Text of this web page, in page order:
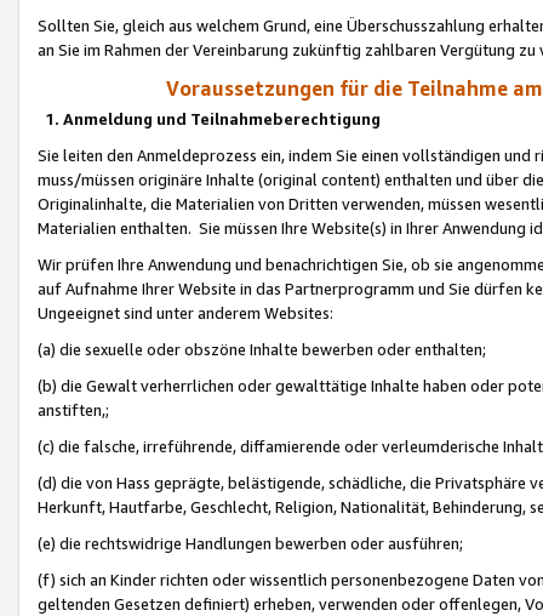
Sollten Sie, gleich aus welchem Grund, eine Überschusszahlung
an Sie im Rahmen der Vereinbarung zukünftig zahlbaren Vergütung zu
Voraussetzungen für die Teilnahme
1. Anmeldung und Teilnahmeberechtigung
Sie leiten den Anmeldeprozess ein, indem Sie einen vollständigen
muss/müssen originäre Inhalte (original content) enthalten und über
Originalinhalte, die Materialien von Dritten verwenden, müssen
Materialien enthalten. Sie müssen Ihre Website(s) in Ihrer Anwendung
Wir prüfen Ihre Anwendung und benachrichtigen Sie, ob sie
auf Aufnahme Ihrer Website in das Partnerprogramm und Sie dürfen
Ungeeignet sind unter anderem Websites:
(a) die sexuelle oder obszöne Inhalte bewerben oder enthalten;
(b) die Gewalt verherrlichen oder gewalttätige Inhalte haben oder
anstiften,;
(c) die falsche, irreführende, diffamierende oder verleumderische
(d) die von Hass geprägte, belästigende, schädliche, die Privatsphäre
Herkunft, Hautfarbe, Geschlecht, Religion, Nationalität, Behinderung,
(e) die rechtswidrige Handlungen bewerben oder ausführen;
(f) sich an Kinder richten oder wissentlich personenbezogene Daten
geltenden Gesetzen definiert) erheben, verwenden oder offenlegen,